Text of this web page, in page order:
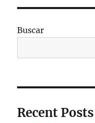
Buscar
Recent Posts